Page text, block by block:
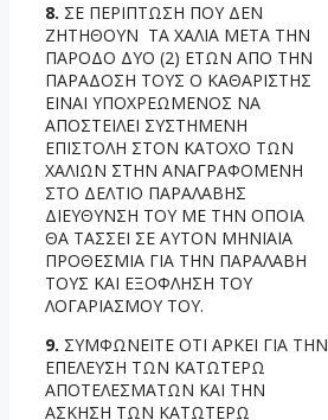
8. ΣΕ ΠΕΡΙΠΤΩΣΗ ΠΟΥ ΔΕΝ
ΖΗΤΗΘΟΥΝ ΤΑ ΧΑΛΙΑ ΜΕΤΑ ΤΗΝ
ΠΑΡΟΔΟ ΔΥΟ (2) ΕΤΩΝ ΑΠΟ ΤΗΝ
ΠΑΡΑΔΟΣΗ ΤΟΥΣ Ο ΚΑΘΑΡΙΣΤΗΣ
ΕΙΝΑΙ ΥΠΟΧΡΕΩΜΕΝΟΣ ΝΑ
ΑΠΟΣΤΕΙΛΕΙ ΣΥΣΤΗΜΕΝΗ
ΕΠΙΣΤΟΛΗ ΣΤΟΝ ΚΑΤΟΧΟ ΤΩΝ
ΧΑΛΙΩΝ ΣΤΗΝ ΑΝΑΓΡΑΦΟΜΕΝΗ
ΣΤΟ ΔΕΛΤΙΟ ΠΑΡΑΛΑΒΗΣ
ΔΙΕΥΘΥΝΣΗ ΤΟΥ ΜΕ ΤΗΝ ΟΠΟΙΑ
ΘΑ ΤΑΣΣΕΙ ΣΕ ΑΥΤΟΝ ΜΗΝΙΑΙΑ
ΠΡΟΘΕΣΜΙΑ ΓΙΑ ΤΗΝ ΠΑΡΑΛΑΒΗ
ΤΟΥΣ ΚΑΙ ΕΞΟΦΛΗΣΗ ΤΟΥ
ΛΟΓΑΡΙΑΣΜΟΥ ΤΟΥ.
9. ΣΥΜΦΩΝΕΙΤΕ ΟΤΙ ΑΡΚΕΙ ΓΙΑ ΤΗΝ
ΕΠΕΛΕΥΣΗ ΤΩΝ ΚΑΤΩΤΕΡΩ
ΑΠΟΤΕΛΕΣΜΑΤΩΝ ΚΑΙ ΤΗΝ
ΑΣΚΗΣΗ ΤΩΝ ΚΑΤΩΤΕΡΩ